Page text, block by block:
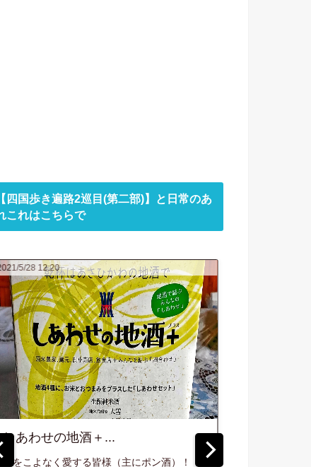
2021/3/25 00:18
ツーリングマッ
プル北海道
ろアスファルトも乾
2021/3/19 11:40
ブログ更新のお
知らせ...
2021/3/19、最新の更
新はこちら↓↓ 【天人
峡温泉 天人閣】鬼が
【四国歩き遍路2巡目(第二部)】と日常のあ
これはこちらで
5/3 00:31
四国歩き遍路2巡目(第二部)5日目～